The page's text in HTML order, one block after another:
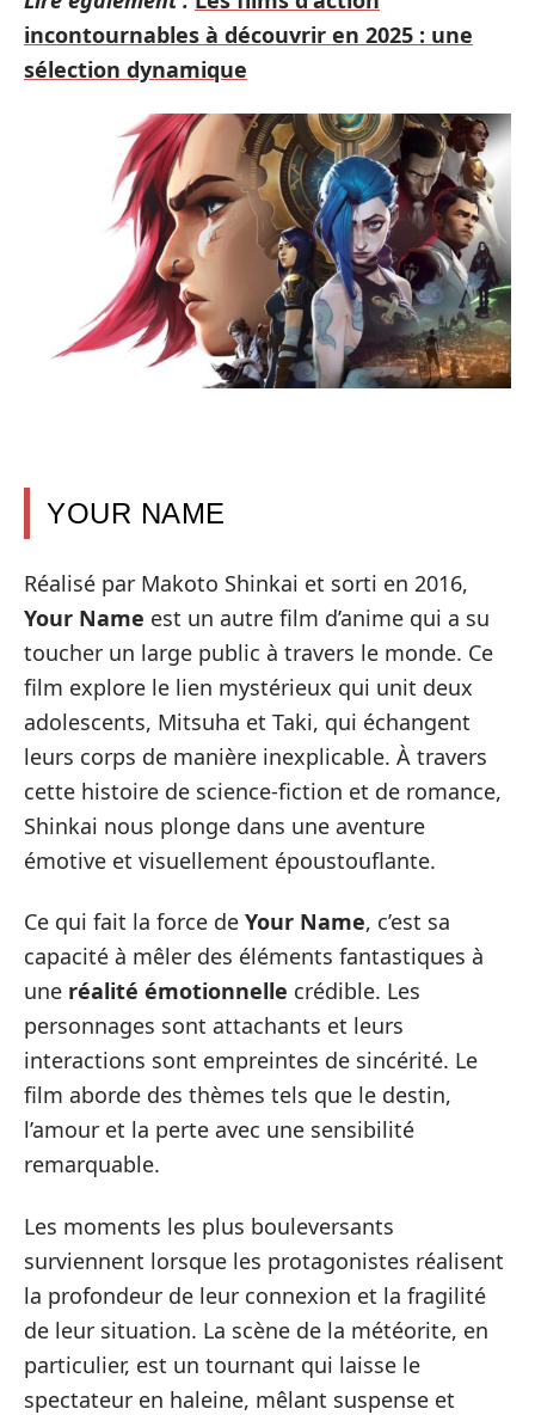
incontournables à découvrir en 2025 : une
sélection dynamique
YOUR NAME
Réalisé par Makoto Shinkai et sorti en 2016,
Your Name est un autre film d’anime qui a su
toucher un large public à travers le monde. Ce
film explore le lien mystérieux qui unit deux
adolescents, Mitsuha et Taki, qui échangent
leurs corps de manière inexplicable. À travers
cette histoire de science-fiction et de romance,
Shinkai nous plonge dans une aventure
émotive et visuellement époustouflante.
Ce qui fait la force de Your Name, c’est sa
capacité à mêler des éléments fantastiques à
une réalité émotionnelle crédible. Les
personnages sont attachants et leurs
interactions sont empreintes de sincérité. Le
film aborde des thèmes tels que le destin,
l’amour et la perte avec une sensibilité
remarquable.
Les moments les plus bouleversants
surviennent lorsque les protagonistes réalisent
la profondeur de leur connexion et la fragilité
de leur situation. La scène de la météorite, en
particulier, est un tournant qui laisse le
spectateur en haleine, mêlant suspense et